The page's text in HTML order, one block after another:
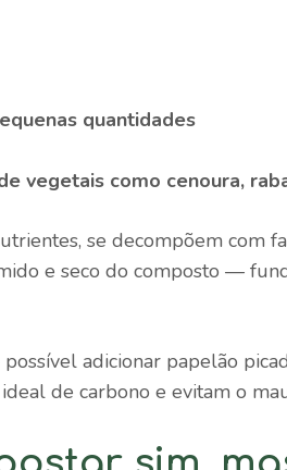
quantidades
vegetais como cenoura,
se decompõem com
e seco do composto —
adicionar papelão
de carbono e evitam o